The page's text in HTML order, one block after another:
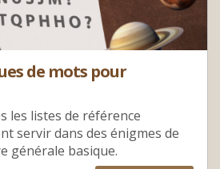
de mots pour
les listes de référence
servir dans des énigmes de
générale basique.